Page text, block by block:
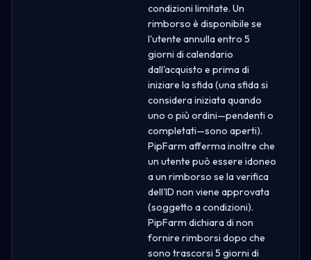
condizioni limitate. Un
rimborso è disponibile se
l'utente annulla entro 5
giorni di calendario
dall'acquisto e prima di
iniziare la sfida (una sfida si
considera iniziata quando
uno o più ordini—pendenti o
completati—sono aperti).
PipFarm afferma inoltre che
un utente può essere idoneo
a un rimborso se la verifica
dell'ID non viene approvata
(soggetto a condizioni).
PipFarm dichiara di non
fornire rimborsi dopo che
sono trascorsi 5 giorni di